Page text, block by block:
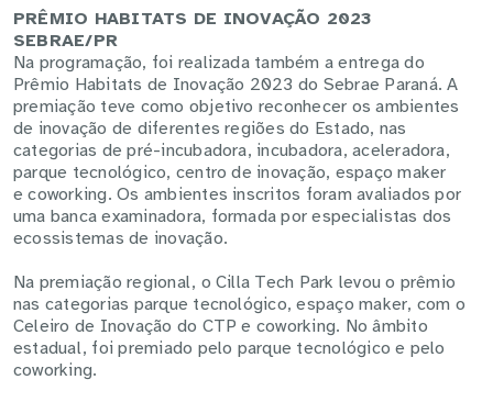
PRÊMIO HABITATS DE INOVAÇÃO 2023
SEBRAE/PR
Na programação, foi realizada também a entrega do
Prêmio Habitats de Inovação 2023 do Sebrae Paraná. A
premiação teve como objetivo reconhecer os ambientes
de inovação de diferentes regiões do Estado, nas
categorias depré-incubadora, incubadora, aceleradora,
parque tecnológico, centro de inovação, espaço maker
e coworking. Os ambientes inscritos foram avaliados por
uma banca examinadora, formada por especialistas dos
ecossistemas de inovação.
Na premiação regional, o Cilla Tech Park levou o prêmio
nas categorias parque tecnológico, espaço maker, com o
Celeiro de Inovação do CTP e coworking. No âmbito
estadual, foi premiado pelo parque tecnológico e pelo
coworking.